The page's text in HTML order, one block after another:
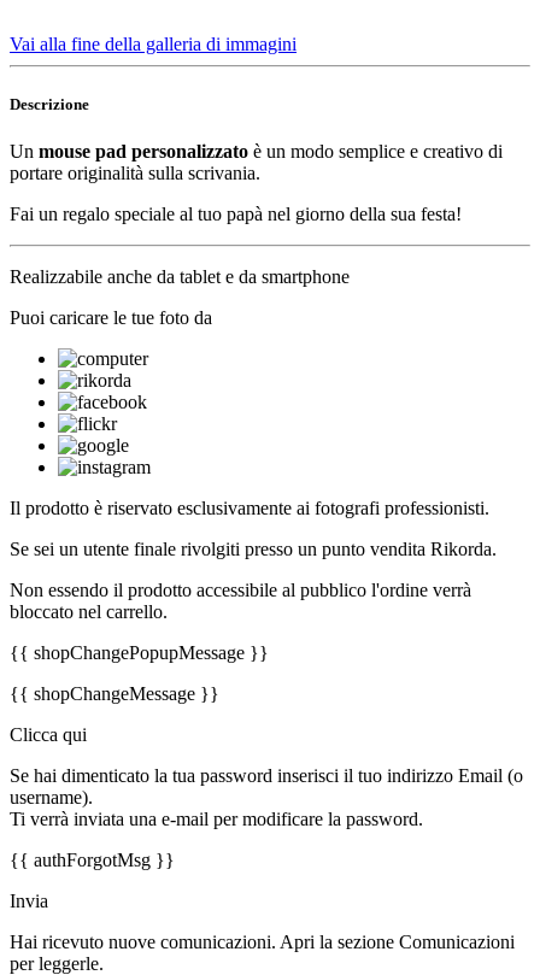
Vai alla fine della galleria di immagini
Descrizione
Un mouse pad personalizzato è un modo semplice e creativo di
portare originalità sulla scrivania.
Fai un regalo speciale al tuo papà nel giorno della sua festa!
Realizzabile anche da tablet e da smartphone
Puoi caricare le tue foto da
Il prodotto è riservato esclusivamente ai fotografi professionisti.
Se sei un utente finale rivolgiti presso un punto vendita Rikorda.
Non essendo il prodotto accessibile al pubblico l'ordine verrà
bloccato nel carrello.
{{ shopChangePopupMessage }}
{{ shopChangeMessage }}
Clicca qui
Se hai dimenticato la tua password inserisci il tuo indirizzo Email (o
username).
Ti verrà inviata una e-mail per modificare la password.
{{ authForgotMsg }}
Invia
Hai ricevuto nuove comunicazioni. Apri la sezione Comunicazioni
per leggerle.